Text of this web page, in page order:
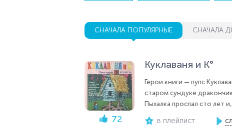
СНАЧАЛА ПОПУЛЯРНЫЕ СНАЧАЛА
72
Куклаваня и К°
Герои книги — пупс
старом сундуке
Пыхалка проспал сто лет
в плейлист